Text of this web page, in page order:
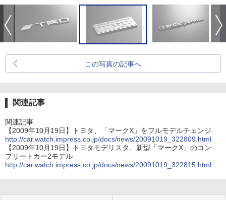
この写真の記事へ
関連記事
関連記事
【2009年10月19日】トヨタ、「マークX」をフルモデルチェンジ
http://car.watch.impress.co.jp/docs/news/20091019_322809.html
【2009年10月19日】トヨタモデリスタ、新型「マークX」のコン
プリートカー2モデル
http://car.watch.impress.co.jp/docs/news/20091019_322815.html